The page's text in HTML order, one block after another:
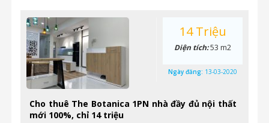
Cho thuê The Botanica 1PN nhà đầy đủ nội thất
mới 100%, chỉ 14 triệu
14 Triệu
Diện tích:53 m2
Ngày đăng: 13-03-2020